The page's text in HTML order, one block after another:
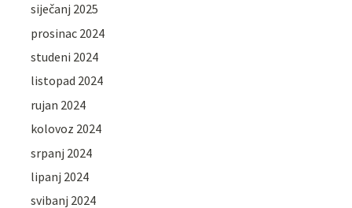
siječanj 2025
prosinac 2024
studeni 2024
listopad 2024
rujan 2024
kolovoz 2024
srpanj 2024
lipanj 2024
svibanj 2024